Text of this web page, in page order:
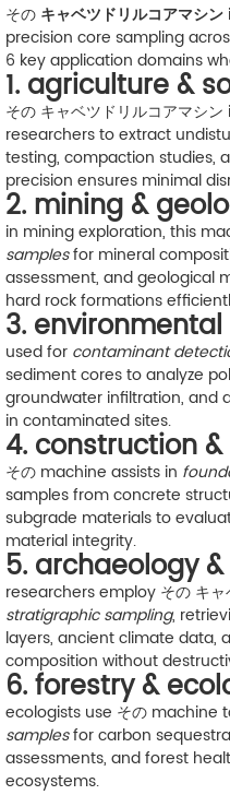
その キャベツドリルコアマシン
precision core sampling
6 key application domains
1. agriculture &
その キャベツドリルコアマシ
researchers to extract
testing, compaction studies,
precision ensures minimal
2. mining &
in mining exploration, this
samplesfor mineral
assessment, and geological
hard rock formations
3.
used for contaminant
sediment cores to analyze
groundwater infiltration, and
in contaminated sites.
4. construction
その machine assists in
samples from concrete
subgrade materials to
material integrity.
5. archaeology
researchers employ その キャ
stratigraphic sampling,
layers, ancient climate data,
composition without
6. forestry &
ecologists use その machine
samplesfor carbon
assessments, and forest
ecosystems.